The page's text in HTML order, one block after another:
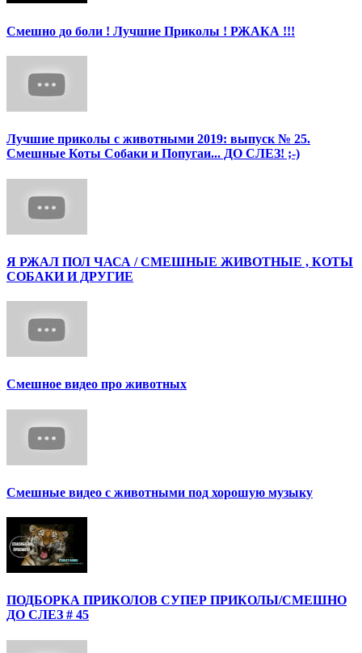
Смешно до боли ! Лучшие Приколы ! РЖАКА !!!
Лучшие приколы с животными 2019: выпуск № 25.
Смешные Коты Собаки и Попугаи... ДО СЛЕЗ! ;-)
Я РЖАЛ ПОЛ ЧАСА / СМЕШНЫЕ ЖИВОТНЫЕ , КОТЫ
СОБАКИ И ДРУГИЕ
Смешное видео про животных
Смешные видео с животными под хорошую музыку
ПОДБОРКА ПРИКОЛОВ СУПЕР ПРИКОЛЫ/СМЕШНО
ДО СЛЕЗ # 45